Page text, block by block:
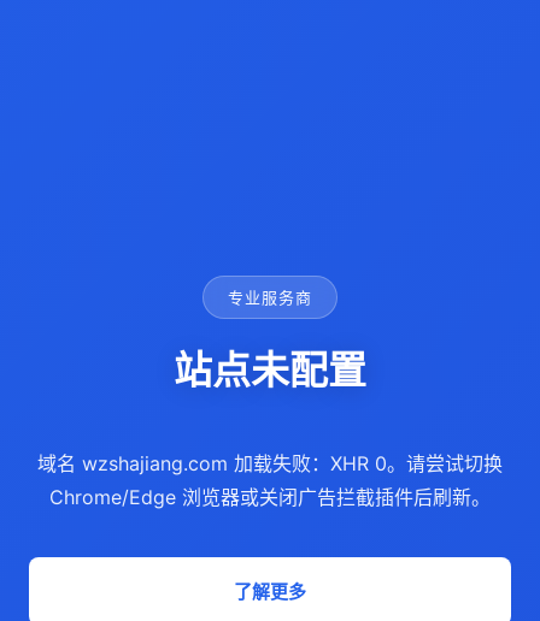
专业服务商
站点未配置
域名 wzshajiang.com 加载失败：XHR 0。请尝试切换
Chrome/Edge 浏览器或关闭广告拦截插件后刷新。
了解更多